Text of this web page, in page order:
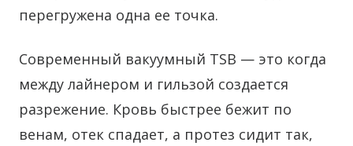
перегружена одна ее точка.
Современный вакуумный TSB — это когда
между лайнером и гильзой создается
разрежение. Кровь быстрее бежит по
венам, отек спадает, а протез сидит так,